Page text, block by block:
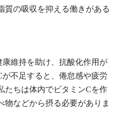
質の吸収を抑える働きがある
維持を助け、抗酸化作用が
不足すると、倦怠感や疲労
たちは体内でビタミンCを作
物などから摂る必要がありま